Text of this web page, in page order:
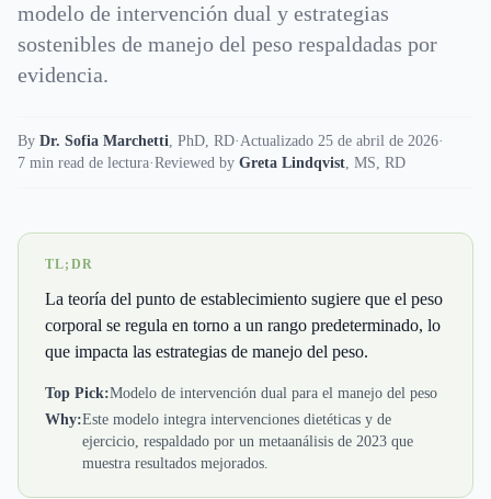
modelo de intervención dual y estrategias
sostenibles de manejo del peso respaldadas por
evidencia.
By Dr. Sofia Marchetti, PhD, RD·Actualizado 25 de abril de 2026·
7 min read de lectura·Reviewed by Greta Lindqvist, MS, RD
TL;DR
La teoría del punto de establecimiento sugiere que el peso
corporal se regula en torno a un rango predeterminado, lo
que impacta las estrategias de manejo del peso.
Top Pick:Modelo de intervención dual para el manejo del peso
Why:Este modelo integra intervenciones dietéticas y de
ejercicio, respaldado por un metaanálisis de 2023 que
muestra resultados mejorados.